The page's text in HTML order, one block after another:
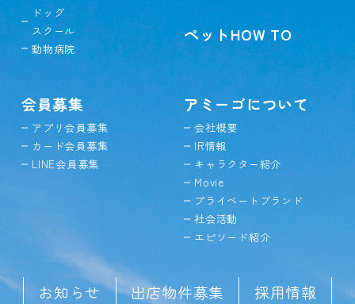
ドッグ
スクール
動物病院
ペットHOW TO
会員募集
アプリ会員募集
カード会員募集
LINE会員募集
アミーゴについて
会社概要
IR情報
キャラクター紹介
Movie
プライベートブランド
社会活動
エピソード紹介
お知らせ 出店物件募集
採用情報